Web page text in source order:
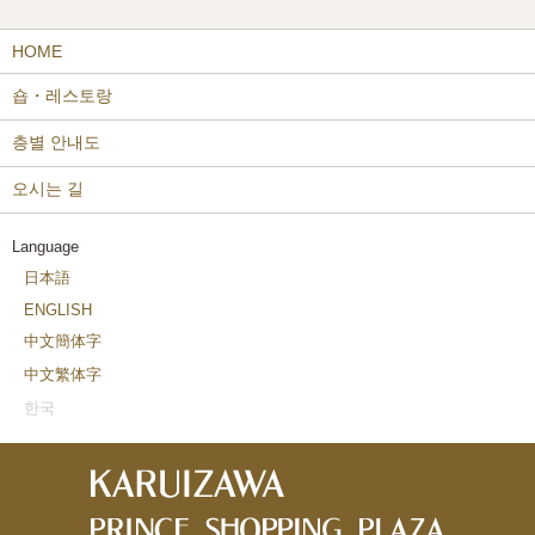
HOME
숍・레스토랑
층별 안내도
오시는 길
Language
日本語
ENGLISH
中文簡体字
中文繁体字
한국